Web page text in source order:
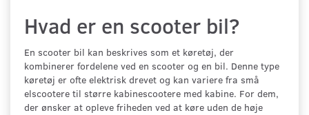
Hvad er en scooter bil?
En scooter bil kan beskrives som et køretøj, der
kombinerer fordelene ved en scooter og en bil. Denne type
køretøj er ofte elektrisk drevet og kan variere fra små
elscootere til større kabinescootere med kabine. For dem,
der ønsker at opleve friheden ved at køre uden de høje